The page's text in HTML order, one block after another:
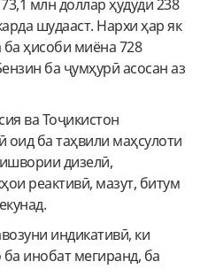
млн доллар ҳудуди 238
шудааст. Нархи ҳар як
ҳисоби миёна 728
ба ҷумҳурӣ асосан аз
ва Тоҷикистон
ба таҳвили маҳсулоти
дизелӣ,
реактивӣ, мазут, битум
индикативӣ, ки
инобат мегиранд, ба